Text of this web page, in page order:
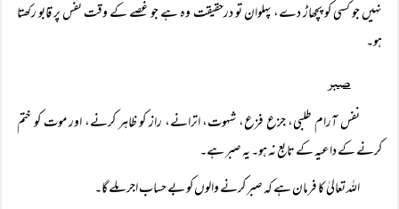
نہیں جو کسی کو پچھاڑ دے، پہلوان تو درحقیقت وہ ہے جو غصے کے وقت نفس پر قابو رکھتا
ہو۔
صبر
نفس آرام طلبی، جزع فزع، شہوت، اترانے، راز کو ظاہر کرنے، اور موت کو ختم
کرنے کے داعیہ کے تابع نہ ہو۔ یہ صبر ہے۔
اللہ تعالیٰ کا فرمان ہے کہ صبر کرنے والوں کو بے حساب اجر ملے گا۔